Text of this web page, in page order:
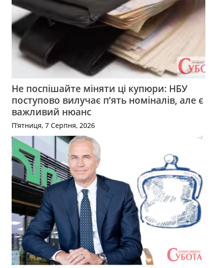
Не поспішайте міняти ці купюри: НБУ
поступово вилучає п’ять номіналів, але є
важливий нюанс
П’ятниця, 7 Серпня, 2026